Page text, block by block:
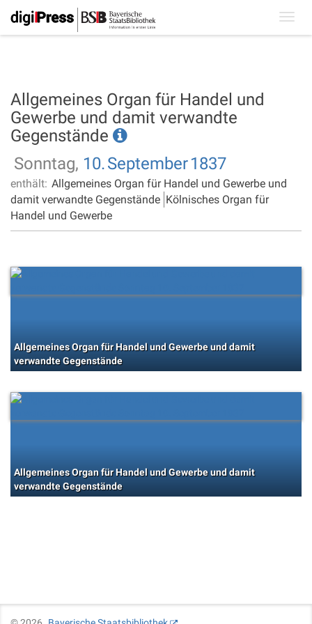
Allgemeines Organ für Handel und
Gewerbe und damit verwandte
Gegenstände
Sonntag, 10.September1837
enthält: Allgemeines Organ für Handel und Gewerbe und
damit verwandte Gegenstände Kölnisches Organ für
Handel und Gewerbe
Allgemeines Organ für Handel und Gewerbe und damit
verwandte Gegenstände
Allgemeines Organ für Handel und Gewerbe und damit
verwandte Gegenstände